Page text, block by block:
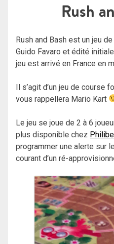
Rush
Rush and Bash est un jeu de
Guido Favaro et édité
jeu est arrivé en France en
Il s’agit d’un jeu de course
vous rappellera Mario Kart
Le jeu se joue de 2 à 6
plus disponible chez
programmer une alerte sur
courant d’un ré-